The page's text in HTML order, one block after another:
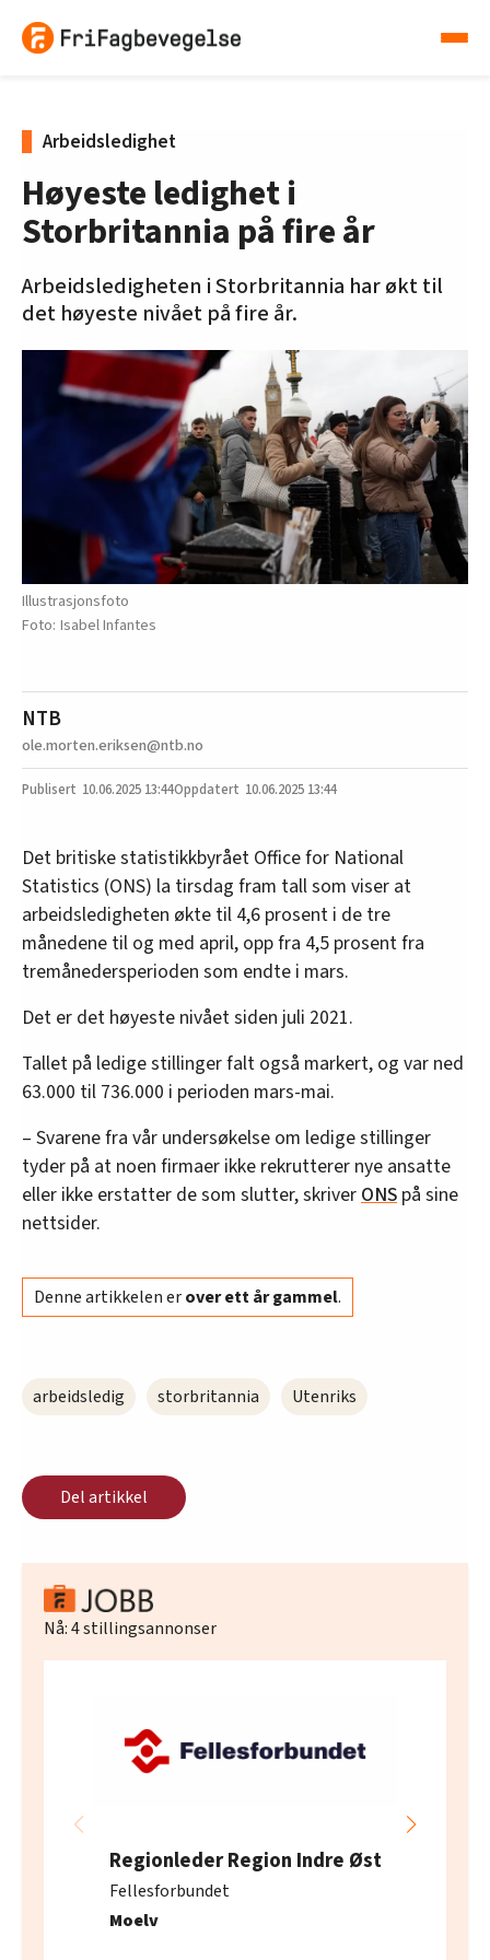
Arbeidsledighet
Høyeste ledighet i
Storbritannia på fire år
Arbeidsledigheten i Storbritannia har økt til
det høyeste nivået på fire år.
Illustrasjonsfoto
Isabel Infantes
NTB
ole.morten.eriksen@ntb.no
10.06.2025 13:44 10.06.2025 13:44
Det britiske statistikkbyrået Office for National
Statistics (ONS) la tirsdag fram tall som viser at
arbeidsledigheten økte til 4,6 prosent i de tre
månedene til og med april, opp fra 4,5 prosent fra
tremånedersperioden som endte i mars.
Det er det høyeste nivået siden juli 2021.
Tallet på ledige stillinger falt også markert, og var ned
63.000 til 736.000 i perioden mars-mai.
– Svarene fra vår undersøkelse om ledige stillinger
tyder på at noen firmaer ikke rekrutterer nye ansatte
eller ikke erstatter de som slutter, skriverONS på sine
nettsider.
Denne artikkelen erover ett år gammel.
arbeidsledig storbritannia Utenriks
Del artikkel
Nå:4stillingsannonser
Regionleder Region Indre Øst
Fellesforbundet
Moelv